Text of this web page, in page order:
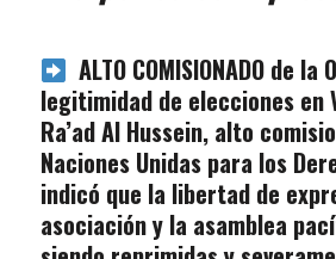
ALTO COMISIONADO de la
legitimidad de elecciones en
Ra’ad Al Hussein, alto
Naciones Unidas para los
indicó que la libertad de
asociación y la asamblea